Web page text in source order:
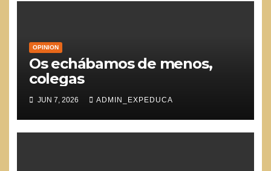
OPINION
Os echábamos de menos,
colegas
JUN 7, 2026 ADMIN_EXPEDUCA